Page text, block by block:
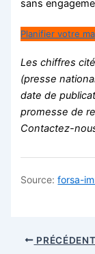
sans
Planifier votre
Les chiffres
(presse
date de
promesse de
Contactez-
Source:forsa-
PRÉCÉDENT